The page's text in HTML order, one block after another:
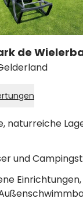
de
naturreiche
und